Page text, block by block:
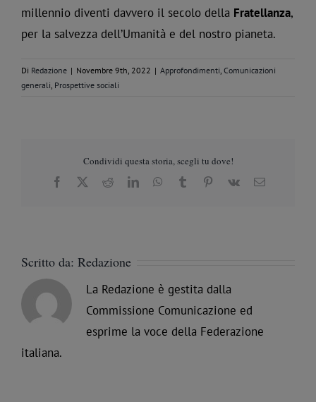
millennio diventi davvero il secolo della Fratellanza,
per la salvezza dell’Umanità e del nostro pianeta.
Di Redazione | Novembre 9th, 2022 | Approfondimenti Comunicazioni
generali Prospettive sociali
Condividi questa storia, scegli tu dove!
Facebook RedditLinkedInWhatsApp
Tumblr Pinterest
Vk Email
Scritto da: Redazione
La Redazione è gestita dalla
Commissione Comunicazione ed
esprime la voce della Federazione
italiana.